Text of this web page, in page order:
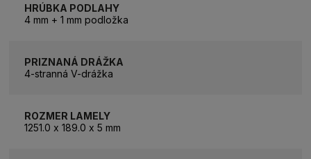
HRÚBKA PODLAHY
4 mm + 1 mm podložka
PRIZNANÁ DRÁŽKA
4-stranná V-drážka
ROZMER LAMELY
1251.0 x 189.0 x 5 mm